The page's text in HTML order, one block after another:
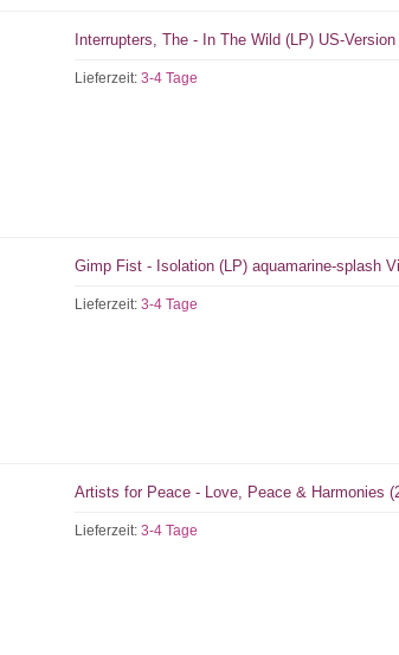
Interrupters, The - In The Wild (LP) US-
Lieferzeit:3-4 Tage
Gimp Fist - Isolation (LP) aquamarine-splash
Lieferzeit:3-4 Tage
Artists for Peace - Love, Peace & Harmonies
Lieferzeit:3-4 Tage